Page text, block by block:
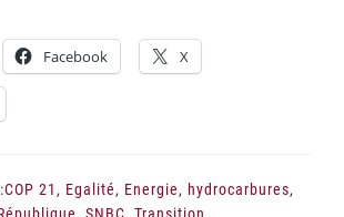
Facebook X
COP 21, Egalité, Energie, hydrocarbures,